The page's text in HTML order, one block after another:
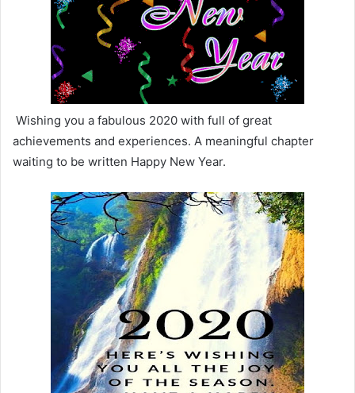
Wishing you a fabulous 2020 with full of great
achievements and experiences. A meaningful chapter
waiting to be written Happy New Year.